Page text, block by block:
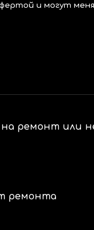
и могут
на ремонт или
ремонта